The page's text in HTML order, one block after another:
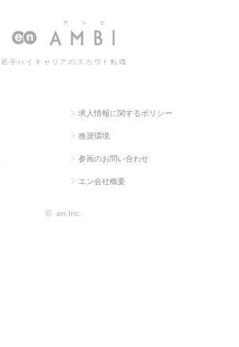
若手ハイキャリアのスカウト転職
求人情報に関するポリシー
推奨環境
参画のお問い合わせ
エン会社概要
© en Inc.